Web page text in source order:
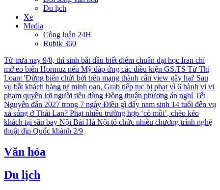
Du lịch
Xe
Media
Công luận 24H
Rubik 360
Từ trưa nay 9/8, thí sinh bắt đầu biết điểm chuẩn đại học Iran chỉ
mở eo biển Hormuz nếu Mỹ đáp ứng các điều kiện GS.TS Từ Thị
Loan: 'Đừng biến chửi bới trên mạng thành câu view gây hại' Sau
vụ bắt khách hàng tự minh oan, Grab tiếp tục bị phạt vì 6 hành vi vi
phạm quyền lợi người tiêu dùng Đồng thuận phương án nghỉ Tết
Nguyên đán 2027 trong 7 ngày Điều gì đẩy nam sinh 14 tuổi đến vụ
xả súng ở Thái Lan? Phạt nhiều trường hợp ‘cò mồi’, chèo kéo
khách tại sân bay Nội Bài Hà Nội tổ chức nhiều chương trình nghệ
thuật dịp Quốc khánh 2/9
Văn hóa
Du lịch